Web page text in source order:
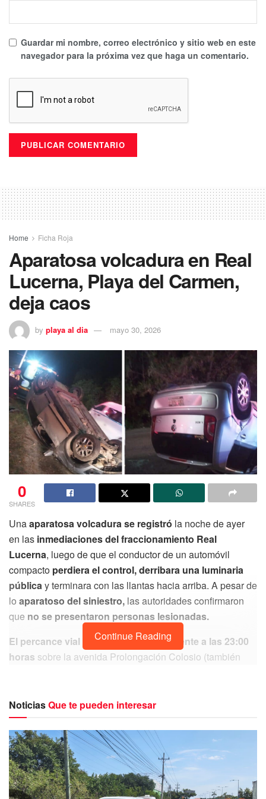
Guardar mi nombre, correo electrónico y sitio web en este
navegador para la próxima vez que haga un comentario.
Home Ficha Roja
Aparatosa volcadura en Real
Lucerna, Playa del Carmen,
deja caos
by playa al dia mayo 30, 2026
0
SHARES
Unaaparatosa volcadura se registró la noche de ayer
en las inmediaciones del fraccionamiento Real
Lucerna, luego de que el conductor de un automóvil
compacto perdiera el control, derribara una luminaria
públicay terminara con las llantas hacia arriba. A pesar de
lo aparatoso del siniestro, las autoridades confirmaron
que no se presentaron personas lesionadas.
El percance vial ocurrió aproximadamente a las 23:00
horas sobre la avenida Prolongación Colosio (también
Continue Reading
NoticiasQue te pueden interesar